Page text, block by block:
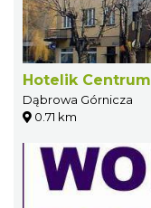
Hotelik Centrum
Dąbrowa Górnicza
0.71 km